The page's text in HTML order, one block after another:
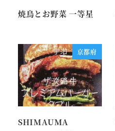
焼鳥とお野菜 一等星
京都府
SHIMAUMA